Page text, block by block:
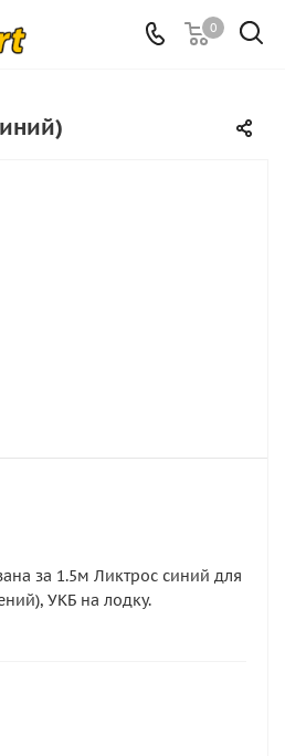
0
за 1.5м Ликтрос синий для
УКБ на лодку.